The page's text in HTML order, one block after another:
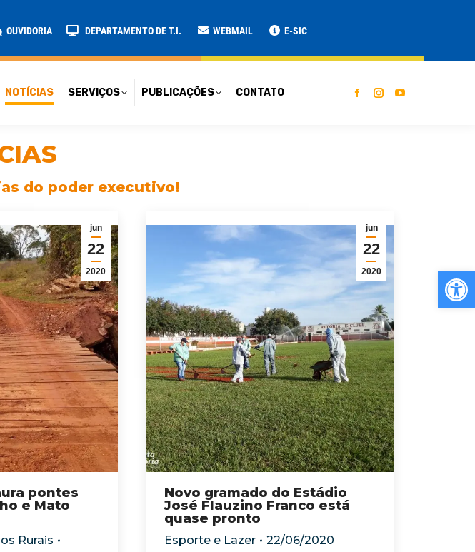
OUVIDORIA DEPARTAMENTO DE T.I. WEBMAIL E-SIC
NOTÍCIAS SERVIÇOS PUBLICAÇÕES CONTATO
do poder executivo!
jun
22
2020
pontes
e Mato
Rurais
jun
22
2020
Novo gramado do Estádio
José Flauzino Franco está
quase pronto
Esporte e Lazer 22/06/2020